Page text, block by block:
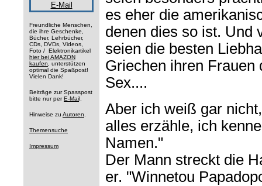
E-Mail
Freundliche Menschen,
die ihre Geschenke,
Bücher, Lehrbücher,
CDs, DVDs, Videos,
Foto / Elektronikartikel
hier bei AMAZON
kaufen, unterstützen
optimal die Spaßpost!
Vielen Dank!
Beiträge zur Spasspost
bitte nur per E-Mai l.
Hinweise zu Autoren.
Themensuche
Impressum
es eher die
denen dies so ist. Und
seien die besten
Griechen ihren Frauen
Sex....
Aber ich weiß gar
alles erzähle, ich
Namen."
Der Mann streckt die
er. "Winnetou